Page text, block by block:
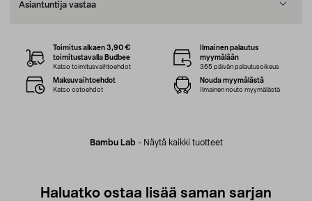
Asiantuntija vastaa
Bambu Lab - Näytä kaikki tuotteet
Toimitus alkaen 3,90 €
toimitustavalla Budbee
Katso toimitusvaihtoehdot
Ilmainen palautus
myymälään
365 päivän palautusoikeus
Maksuvaihtoehdot
Katso ostoehdot
Nouda myymälästä
Ilmainen nouto myymälästä
Haluatko ostaa lisää saman sarjan